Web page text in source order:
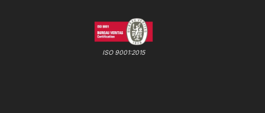
ISO 9001:2015